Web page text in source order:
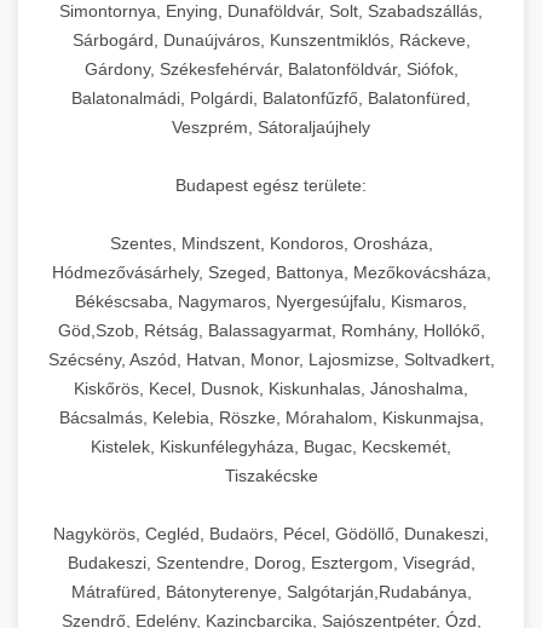
kereskedelmi tésztakeverő
chef-iparikonyhagepek.hu
professzionális élelmiszer szeletelő
Kereskedelmi vákuumcsomagoló berendezések
élelmiszerek tartósításához. Hosszabbítsa a
szavatossági időt és tartsa meg a termék
frissességét.
🎁 23. Vákuumfóliázó Gép +
Ipari vákuumfóliázó gépek professzionális
Hatékony lezárási és tartósítási megoldások.
chef-iparikonyhagepek.hu
kereskedelmi csomagoló gép
professzionális konyhák számára. Nagy
kapacitású sütő- és főzőberendezés precíz
hőmérséklet-szabályozással.
chef-iparikonyhagepek.hu
kereskedelmi sütősütő
❄️ 25. Ipari Hűtőszekrény +
Professzionális hűtőegységek és hűtőkamrák
kereskedelmi konyhák számára.
Energiahatékony hűtési megoldások nagy
kapacitással.
chef-iparikonyhagepek.hu
💧 26. Ipari Mosogatógép +
Kereskedelmi mosogatóberendezések nagy
forgalmú éttermi műveletekhez. Gyors tisztítási
ciklusok fertőtlenítési képességekkel.
chef-iparikonyhagepek.hu
🧀 27. Ipari Sajtreszelő Gép +
élelmiszer-előkészítéshez. Különböző reszelési
méretek különböző alkalmazásokhoz.
🍳 28. Nagykonyhai
Berendezések
+
Simontornya, Enying, Dunaföldvár, Solt, Szabadszállás,
Sárbogárd, Dunaújváros, Kunszentmiklós, Ráckeve,
Gárdony, Székesfehérvár, Balatonföldvár, Siófok,
Balatonalmádi, Polgárdi, Balatonfűzfő, Balatonfüred,
Veszprém, Sátoraljaújhely
Budapest egész területe:
Szentes, Mindszent, Kondoros, Orosháza,
Hódmezővásárhely, Szeged, Battonya, Mezőkovácsháza,
Békéscsaba, Nagymaros, Nyergesújfalu, Kismaros,
Göd,Szob, Rétság, Balassagyarmat, Romhány, Hollókő,
Szécsény, Aszód, Hatvan, Monor, Lajosmizse, Soltvadkert,
Kiskőrös, Kecel, Dusnok, Kiskunhalas, Jánoshalma,
Bácsalmás, Kelebia, Röszke, Mórahalom, Kiskunmajsa,
Kistelek, Kiskunfélegyháza, Bugac, Kecskemét,
Tiszakécske
Nagykörös, Cegléd, Budaörs, Pécel, Gödöllő, Dunakeszi,
Budakeszi, Szentendre, Dorog, Esztergom, Visegrád,
Mátrafüred, Bátonyterenye, Salgótarján,Rudabánya,
Szendrő, Edelény, Kazincbarcika, Sajószentpéter, Ózd,